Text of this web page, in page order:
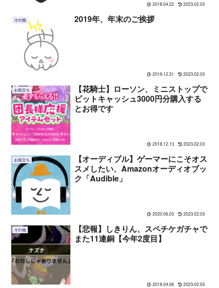
2018.04.22 2023.02.03
その他 2019年、年末のご挨拶
2019.12.31 2023.02.03
お役立ち
【花騎士】ローソン、ミニストップで
ビットキャッシュ3000円分購入する
とお得です
2018.12.13 2023.02.03
お役立ち
【オーディブル】ゲーマーにこそオス
スメしたい、Amazonオーディオブッ
ク「Audible」
2020.06.03 2023.02.03
その他
【悲報】しきりん、スペチケガチャで
また11連銅【今年2度目】
2018.04.06 2023.02.03